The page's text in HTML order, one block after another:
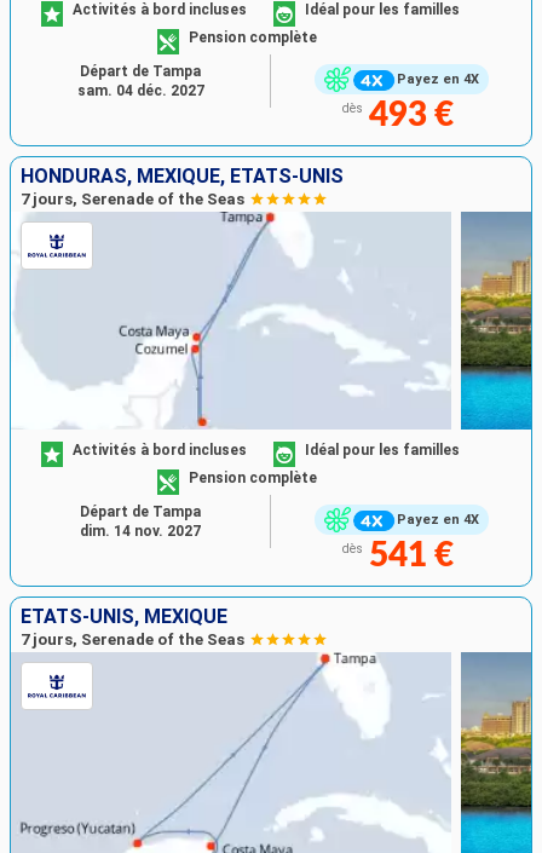
Payez en 4X
Activités à bord incluses
Idéal pour les familles
Pension complète
dès 493 €
Départ de Tampa
sam. 04 déc. 2027
HONDURAS, MEXIQUE, ÉTATS-UNIS
7 jours, Serenade of the Seas
Payez en 4X
Activités à bord incluses
Idéal pour les familles
Pension complète
dès 541 €
Départ de Tampa
dim. 14 nov. 2027
ÉTATS-UNIS, MEXIQUE
7 jours, Serenade of the Seas